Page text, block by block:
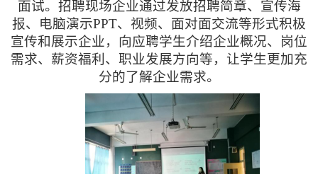
面试。招聘现场企业通过发放招聘简章、宣传海
报、电脑演示PPT、视频、面对面交流等形式积极
宣传和展示企业，向应聘学生介绍企业概况、岗位
需求、薪资福利、职业发展方向等，让学生更加充
分的了解企业需求。